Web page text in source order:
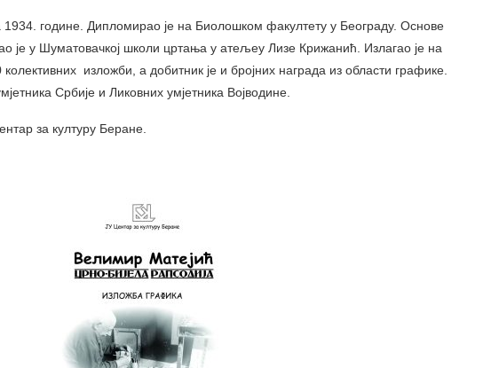
1934. године. Дипломирао је на Биолошком факултету у Београду. Основе
је у Шуматовачкој школи цртања у атељеу Лизе Крижанић. Излагао је на
изложби, а добитник је и бројних награда из области графике.
Србије и Ликовних умјетника Војводине.
за културу Беране.